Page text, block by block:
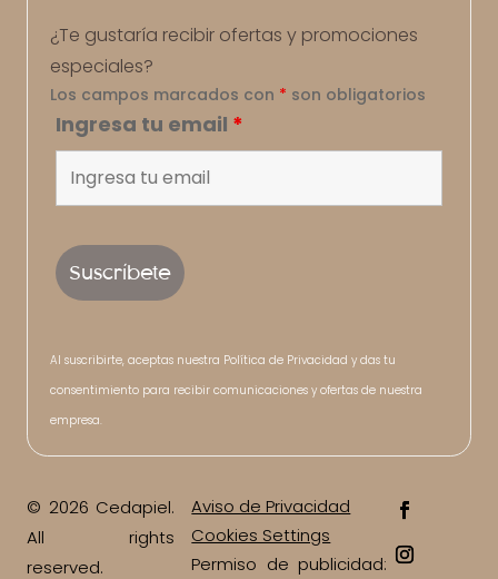
¿Te gustaría recibir ofertas y promociones
especiales?
Los campos marcados con * son obligatorios
Ingresa tu email *
Al suscribirte, aceptas nuestra Política de Privacidad y das tu
consentimiento para recibir comunicaciones y ofertas de nuestra
empresa.
© 2026 Cedapiel.
All rights
reserved.
Aviso de Privacidad
Cookies Settings
Permiso de publicidad: